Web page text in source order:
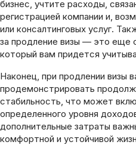
бизнес, учтите расходы,
регистрацией компании и,
или консалтинговых услуг.
за продление визы — это еще
который вам придется
Наконец, при продлении визы
продемонстрировать
стабильность, что может
определенного уровня
дополнительные затраты
комфортной и устойчивой